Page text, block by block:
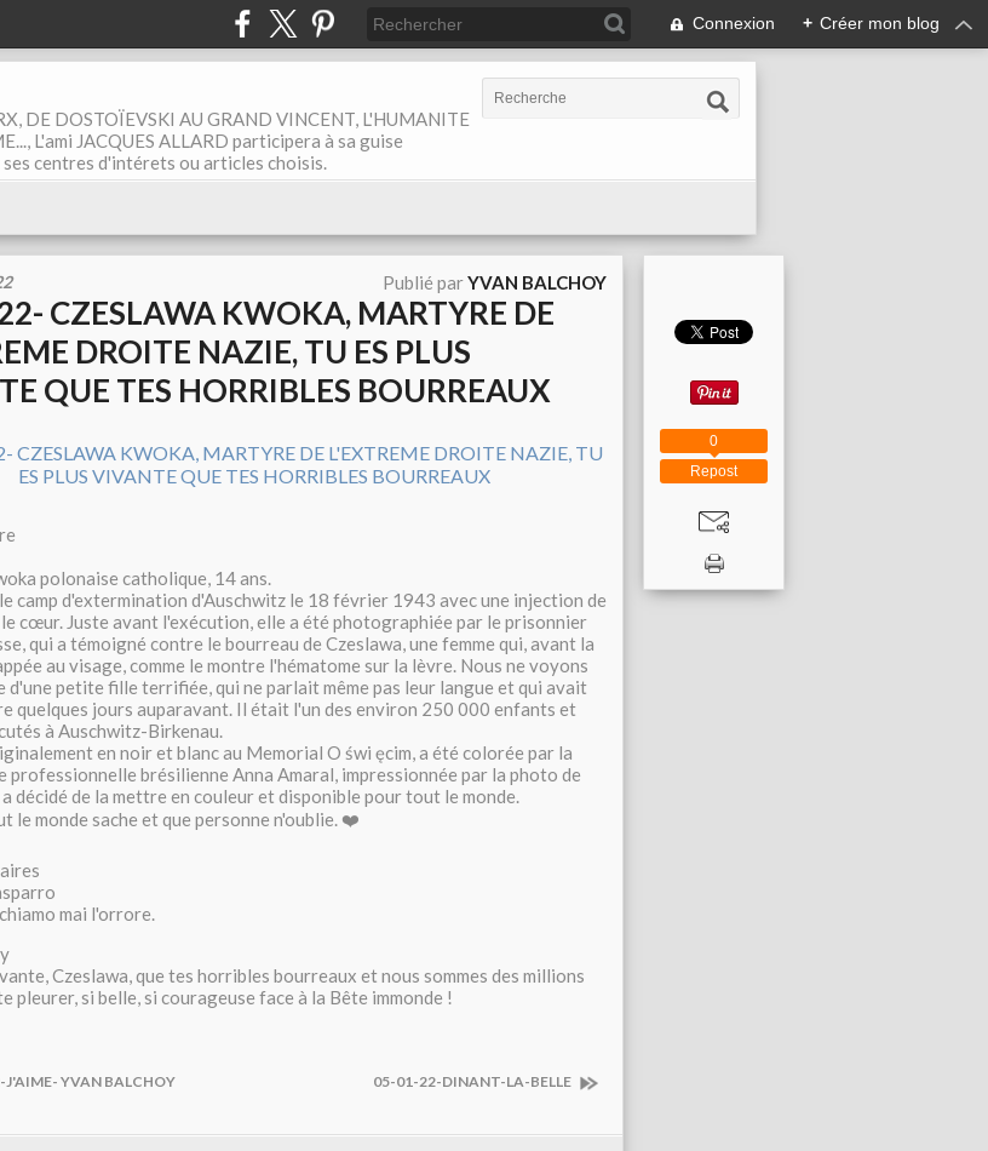
Connexion + Créer mon blog
DE DOSTOÏEVSKI AU GRAND VINCENT, L'HUMANITE
L'ami JACQUES ALLARD participera à sa guise
centres d'intérets ou articles choisis.
Publié parYVAN BALCHOY
CZESLAWA KWOKA, MARTYRE DE
DROITE NAZIE, TU ES PLUS
QUE TES HORRIBLES BOURREAUX
polonaise catholique, 14 ans.
camp d'extermination d'Auschwitz le 18 février 1943 avec une injection de
cœur. Juste avant l'exécution, elle a été photographiée par le prisonnier
qui a témoigné contre le bourreau de Czeslawa, une femme qui, avant la
au visage, comme le montre l'hématome sur la lèvre. Nous ne voyons
d'une petite fille terrifiée, qui ne parlait même pas leur langue et qui avait
quelques jours auparavant. Il était l'un des environ 250 000 enfants et
à Auschwitz-Birkenau.
en noir et blanc au Memorial O świ ęcim, a été colorée par la
professionnelle brésilienne Anna Amaral, impressionnée par la photo de
décidé de la mettre en couleur et disponible pour tout le monde.
le monde sache et que personne n'oublie. ❤️
mai l'orrore.
Czeslawa, que tes horribles bourreaux et nous sommes des millions
pleurer, si belle, si courageuse face à la Bête immonde !
YVAN BALCHOY 05-01-22-DINANT-LA-BELLE
Repost
0